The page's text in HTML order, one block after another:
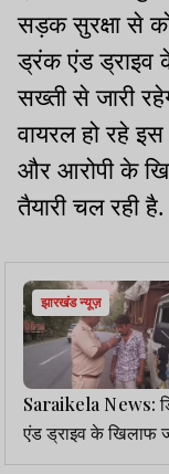
सड़क सुरक्षा से
ड्रंक एंड ड्राइव
सख्ती से जारी
वायरल हो रहे इस
और आरोपी के
तैयारी चल रही है.
झारखंड न्यूज़
Saraikela News:
एंड ड्राइव के खिलाफ
अभियान, शराब पीकर